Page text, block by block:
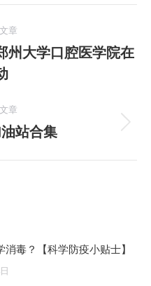
章
：
州大学口腔医学院在
章
站合集
消毒？【科学防疫小贴士】